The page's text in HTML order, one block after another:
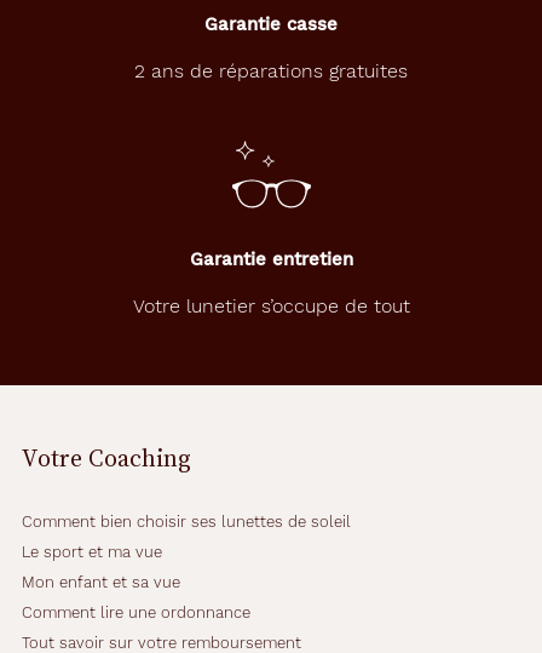
Garantie casse
2 ans de réparations gratuites
Garantie entretien
Votre lunetier s’occupe de tout
Votre Coaching
Comment bien choisir ses lunettes de soleil
Le sport et ma vue
Mon enfant et sa vue
Comment lire une ordonnance
Tout savoir sur votre remboursement